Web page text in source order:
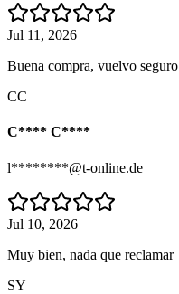
Jul 11, 2026
Buena compra, vuelvo seguro
CC
C**** C****
l********@t-online.de
Jul 10, 2026
Muy bien, nada que reclamar
SY